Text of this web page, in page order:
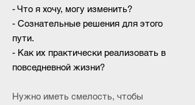
- Что я хочу, могу изменить?
- Сознательные решения для этого
пути.
- Как их практически реализовать в
повседневной жизни?
Нужно иметь смелость, чтобы